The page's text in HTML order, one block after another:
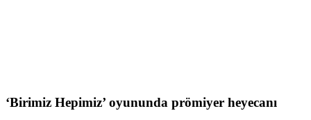
‘Birimiz Hepimiz’ oyununda prömiyer heyecanı